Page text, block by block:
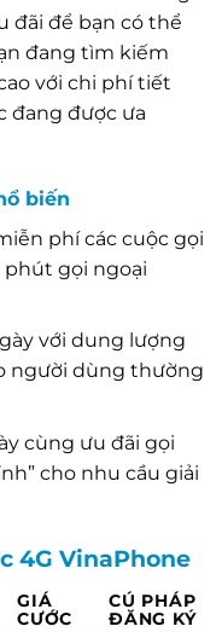
đãi để bạn có thể
đang tìm kiếm
với chi phí tiết
đang được ưa
biến
phí các cuộc gọi
phút gọi ngoại
với dung lượng
người dùng thường
cùng ưu đãi gọi
cho nhu cầu giải
4G VinaPhone
GIÁ
CƯỚC
CÚ PHÁP
ĐĂNG KÝ